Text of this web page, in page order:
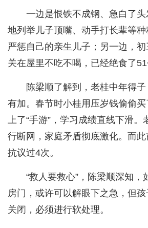
一边是恨铁不成钢、急白了
地列举儿子顶嘴、动手打长辈等
严惩自己的亲生儿子；另一边，
关在屋里不吃不喝，已经绝食了51
陈梁顺了解到，老桂中年得
有加。春节时小桂用压岁钱偷偷
上了“手游”，学习成绩直线下滑。
行断网，家庭矛盾彻底激化。而
抗议过4次。
“救人要救心”，陈梁顺深知，
房门，或许可以解眼下之急，但
关闭，必须进行软处理。